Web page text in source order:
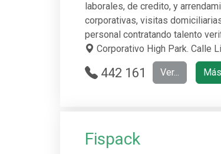
laborales, de credito, y
corporativas, visitas
personal contratando talento
Corporativo High Park. Calle
442 161
Ver...
Fispack